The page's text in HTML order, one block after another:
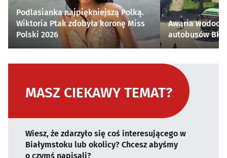
Podlasianka najpiękniejszą Polką.
Wiktoria Ptak zdobyła koronę Miss
Polski 2026
Awaria
autobusów
MASZ CIEKAWY TEMAT?
Wiesz, że zdarzyło się coś interesującego w
Białymstoku lub okolicy? Chcesz abyśmy
o czymś napisali?